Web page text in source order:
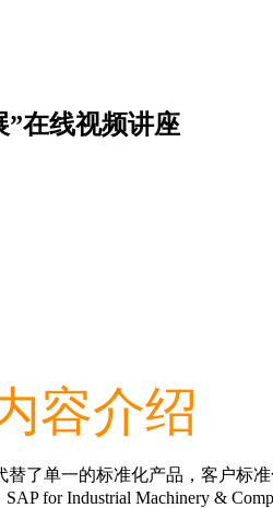
”在线视频讲座
容介绍
了单一的标准化产品，客户标
for Industrial Machinery &